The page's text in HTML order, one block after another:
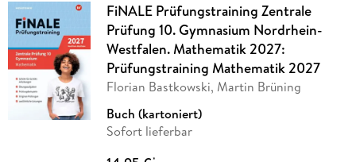
FiNALE Prüfungstraining Zentrale
Prüfung 10. Gymnasium Nordrhein-
Westfalen. Mathematik 2027:
Prüfungstraining Mathematik 2027
Florian Bastkowski, Martin Brüning
Buch (kartoniert)
Sofort lieferbar